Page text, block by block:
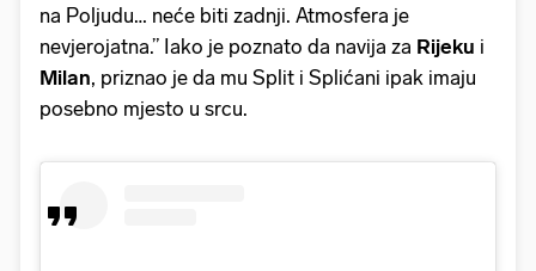
na Poljudu… neće biti zadnji. Atmosfera je
nevjerojatna.” Iako je poznato da navija za Rijeku i
Milan, priznao je da mu Split i Splićani ipak imaju
posebno mjesto u srcu.